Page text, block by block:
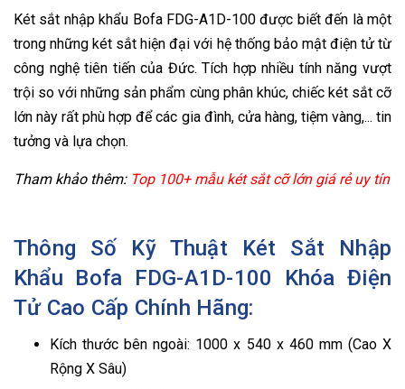
Két sắt nhập khẩu Bofa FDG-A1D-100 được biết đến là một
trong những két sắt hiện đại với hệ thống bảo mật điện tử từ
công nghệ tiên tiến của Đức. Tích hợp nhiều tính năng vượt
trội so với những sản phẩm cùng phân khúc, chiếc két sắt cỡ
lớn này rất phù hợp để các gia đình, cửa hàng, tiệm vàng,... tin
tưởng và lựa chọn.
Tham khảo thêm: Top 100+ mẫu két sắt cỡ lớn giá rẻ uy tín
Thông Số Kỹ Thuật Két Sắt Nhập
Khẩu Bofa FDG-A1D-100 Khóa Điện
Tử Cao Cấp Chính Hãng:
Kích thước bên ngoài: 1000 x 540 x 460 mm (Cao X
Rộng X Sâu)